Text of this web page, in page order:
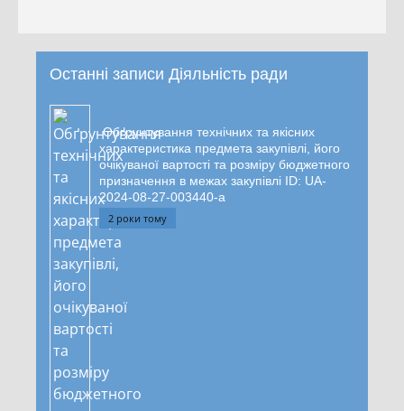
Останні записи Діяльність ради
Обґрунтування технічних та якісних
характеристика предмета закупівлі, його
очікуваної вартості та розміру бюджетного
призначення в межах закупівлі ID: UA-
2024-08-27-003440-a
2 роки тому